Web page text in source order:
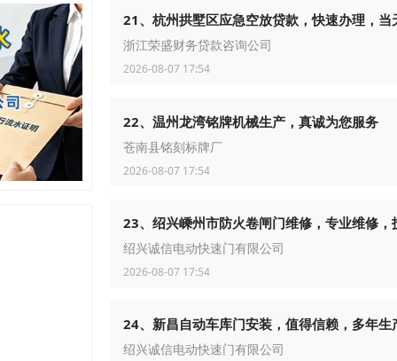
21、杭州拱墅区应急空放贷款，快速办理，当
浙江荣盛财务贷款咨询公司
2026-08-07 17:54
22、温州龙湾铭牌机械生产，真诚为您服务
苍南县铭刻标牌厂
2026-08-07 17:54
23、绍兴嵊州市防火卷闸门维修，专业维修，
绍兴诚信电动快速门有限公司
2026-08-07 17:54
24、新昌自动车库门安装，值得信赖，多年生
绍兴诚信电动快速门有限公司